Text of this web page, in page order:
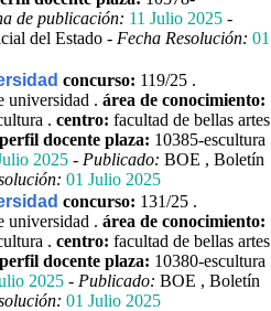
de publicación: 11 Julio 2025 -
del Estado - Fecha Resolución: 01
concurso: 119/25 .
universidad . área de conocimiento:
. centro: facultad de bellas artes
perfil docente plaza: 10385-escultura
2025 - Publicado: BOE , Boletín
01 Julio 2025
concurso: 131/25 .
universidad . área de conocimiento:
. centro: facultad de bellas artes
perfil docente plaza: 10380-escultura
2025 - Publicado: BOE , Boletín
01 Julio 2025